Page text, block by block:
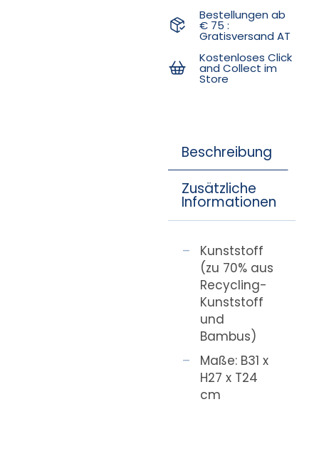
Bestellungen ab
€ 75 :
Gratisversand AT
Kostenloses Click
and Collect im
Store
Beschreibung
Zusätzliche
Informationen
Kunststoff
(zu 70% aus
Recycling-
Kunststoff
und
Bambus)
Maße: B31 x
H27 x T24
cm